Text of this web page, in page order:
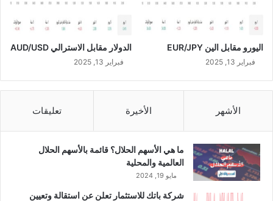
اليورو مقابل الين EUR/JPY
فبراير 13, 2025
الدولار مقابل الاسترالي AUD/USD
فبراير 13, 2025
الأشهر الأخيرة تعليقات
ما هي الأسهم الحلال؟ قائمة بالأسهم الحلال
العالمية والمحلية
مايو 19, 2024
شركة باتك للاستثمار تعلن عن استقالة وتعيين